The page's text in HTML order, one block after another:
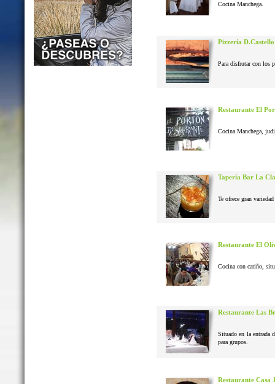
Cocina Manchega.
Pizzería D.Castello
Para disfrutar con los
Restaurante El
Cocina Manchega,
Tapería Bar La
Te ofrece gran
Restaurante El
Cocina con cariño,
Restaurante Las
Situado en la entrada
para grupos.
Restaurante Casa